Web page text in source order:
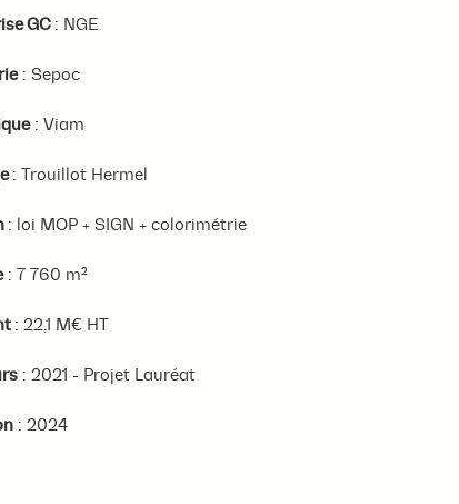
GC : NGE
: Sepoc
: Viam
: Trouillot Hermel
: loi MOP + SIGN + colorimétrie
: 7 760 m²
: 22,1 M€ HT
: 2021 - Projet Lauréat
: 2024